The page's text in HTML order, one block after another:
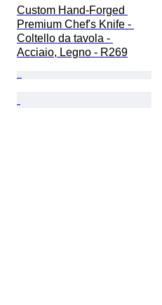
Custom Hand-Forged
Premium Chef's Knife -
Coltello da tavola -
Acciaio, Legno - R269